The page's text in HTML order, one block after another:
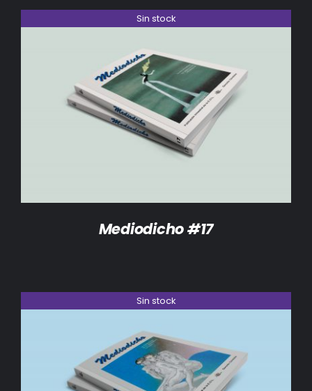
Sin stock
DETALLES
Mediodicho #17
Sin stock